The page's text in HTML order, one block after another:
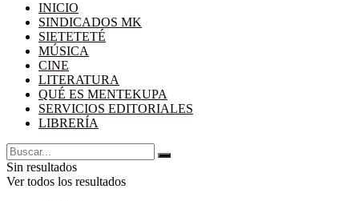
INICIO
SINDICADOS MK
SIETETETÉ
MÚSICA
CINE
LITERATURA
QUÉ ES MENTEKUPA
SERVICIOS EDITORIALES
LIBRERÍA
Sin resultados
Ver todos los resultados